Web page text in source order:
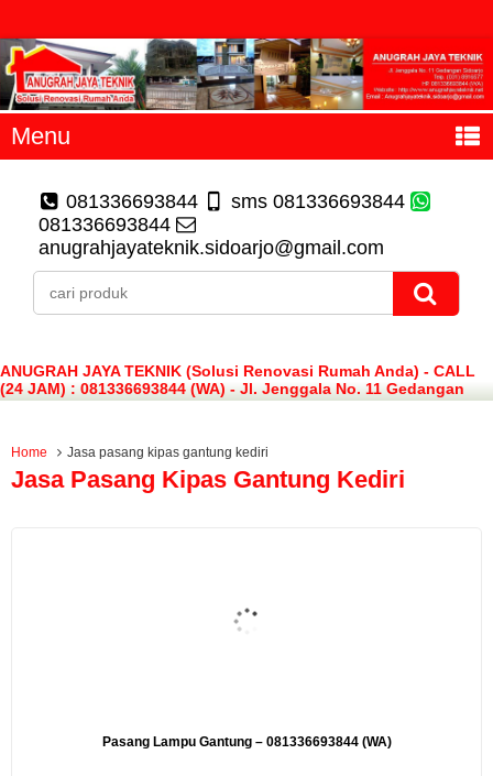
Menu
081336693844
sms 081336693844
081336693844
anugrahjayateknik.sidoarjo@gmail.com
ANUGRAH JAYA TEKNIK (Solusi Renovasi Rumah Anda) - CALL
(24 JAM) : 081336693844 (WA) - Jl. Jenggala No. 11 Gedangan
Sidoarjo
Home Jasa pasang kipas gantung kediri
Jasa Pasang Kipas Gantung Kediri
Pasang Lampu Gantung – 081336693844 (WA)